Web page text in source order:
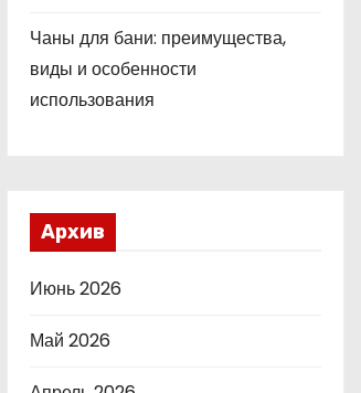
Чаны для бани: преимущества,
виды и особенности
использования
Архив
Июнь 2026
Май 2026